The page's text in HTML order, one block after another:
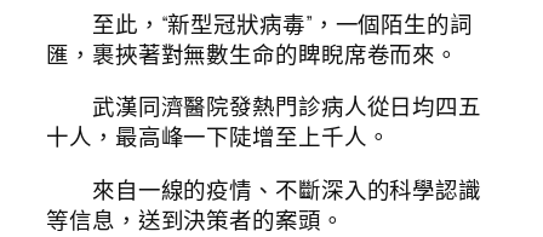
至此，“新型冠狀病毒”，一個陌生的詞
匯，裹挾著對無數生命的睥睨席卷而來。
武漢同濟醫院發熱門診病人從日均四五
十人，最高峰一下陡增至上千人。
來自一線的疫情、不斷深入的科學認識
等信息，送到決策者的案頭。